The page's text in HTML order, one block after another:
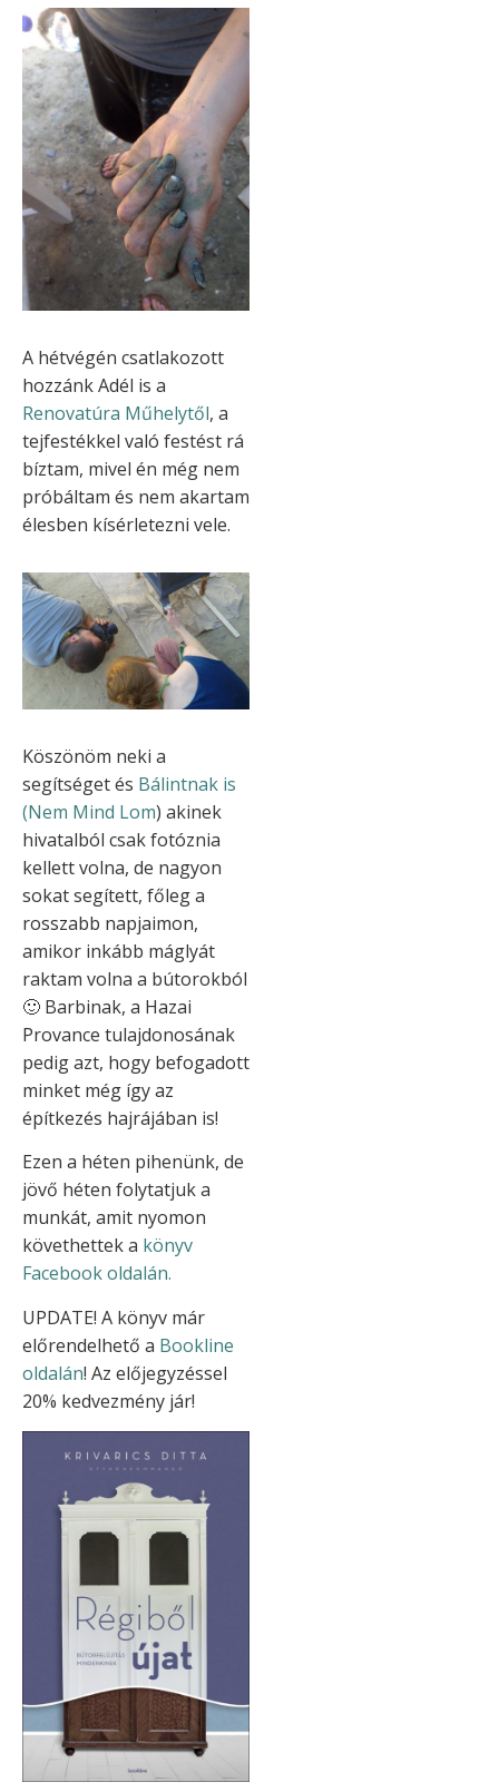
A hétvégén csatlakozott
hozzánk Adél is a
Renovatúra Műhelytől, a
tejfestékkel való festést rá
bíztam, mivel én még nem
próbáltam és nem akartam
élesben kísérletezni vele.
Köszönöm neki a
segítséget és Bálintnak is
(Nem Mind Lom) akinek
hivatalból csak fotóznia
kellett volna, de nagyon
sokat segített, főleg a
rosszabb napjaimon,
amikor inkább máglyát
raktam volna a bútorokból
🙂 Barbinak, a Hazai
Provance tulajdonosának
pedig azt, hogy befogadott
minket még így az
építkezés hajrájában is!
Ezen a héten pihenünk, de
jövő héten folytatjuk a
munkát, amit nyomon
követhettek a könyv
Facebook oldalán.
UPDATE! A könyv már
előrendelhető a Bookline
oldalán! Az előjegyzéssel
20% kedvezmény jár!